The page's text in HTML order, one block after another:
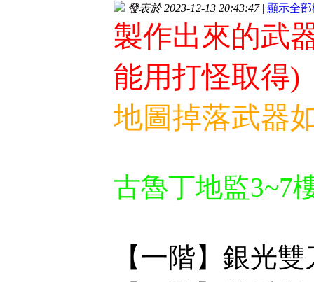
發表於 2023-12-13 20:43:47 | 顯示全
製作出來的武
能用打怪取得)
地圖掉落武器
古魯丁地監3~7
【一階】銀光雙